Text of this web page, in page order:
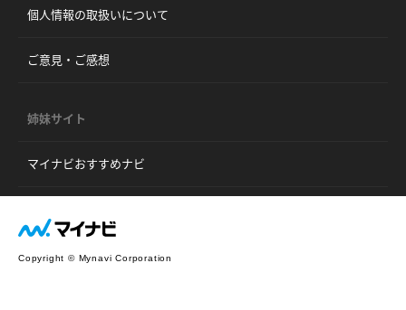
個人情報の取扱いについて
ご意見・ご感想
姉妹サイト
マイナビおすすめナビ
Copyright © Mynavi Corporation